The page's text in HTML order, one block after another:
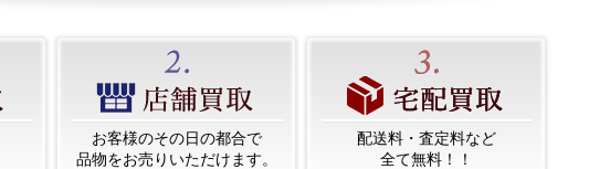
お客様のその日の都合で
品物をお売りいただけます。
配送料・査定料など
全て無料！！